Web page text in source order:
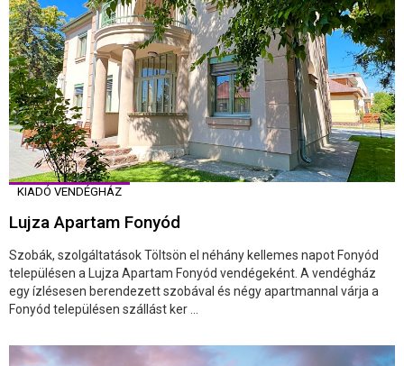
KIADÓ VENDÉGHÁZ
Lujza Apartam Fonyód
Szobák, szolgáltatások Töltsön el néhány kellemes napot Fonyód
településen a Lujza Apartam Fonyód vendégeként. A vendégház
egy ízlésesen berendezett szobával és négy apartmannal várja a
Fonyód településen szállást ker ...